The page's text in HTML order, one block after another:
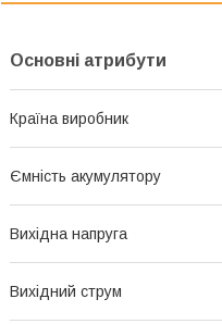
Основні атрибути
Країна виробник
Ємність акумулятору
Вихідна напруга
Вихідний струм